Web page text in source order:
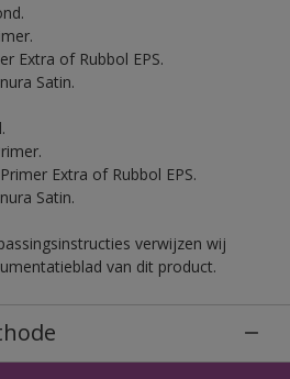
Extra of Rubbol EPS.
Satin.
Extra of Rubbol EPS.
Satin.
verwijzen wij
van dit product.